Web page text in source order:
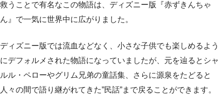
救うことで有名なこの物語は、ディズニー版『赤ずきんちゃ
ん』で一気に世界中に広がりました。
ディズニー版では流血などなく、小さな子供でも楽しめるよう
にデフォルメされた物語になっていましたが、元を辿るとシャ
ルル・ペローやグリム兄弟の童話集、さらに源泉をたどると
人々の間で語り継がれてきた”民話”まで戻ることができます。